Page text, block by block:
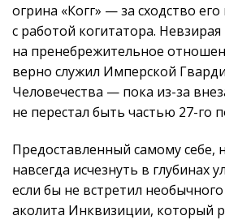
огрина «Когг» — за сходство
с работой когитатора. Невзирая
на пренебрежительное
верно служил Имперской
Человечества — пока из-за
не перестал быть частью 27-го
Предоставленный самому себе,
навсегда исчезнуть в глубинах
если бы не встретил
аколита Инквизиции, который